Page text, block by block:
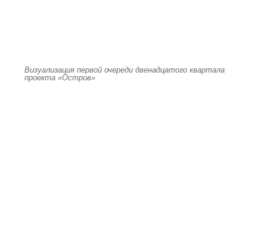
Визуализация первой очереди двенадцатого квартала
проекта «Остров»